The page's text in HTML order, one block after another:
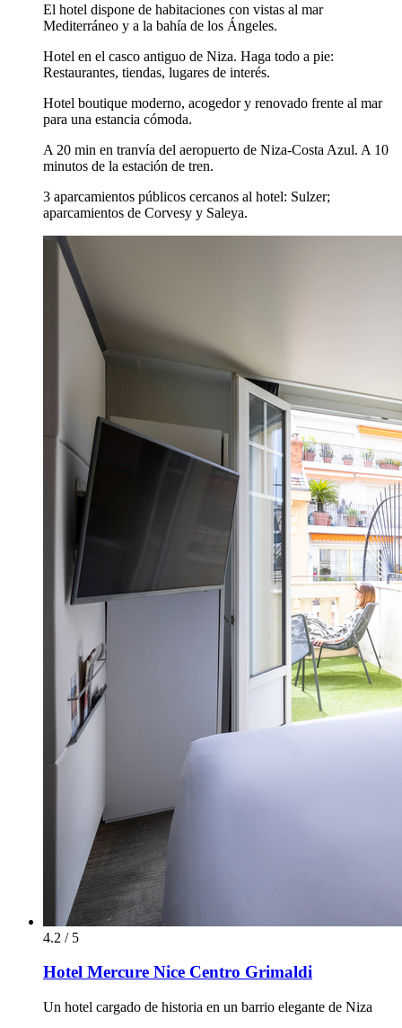
El hotel dispone de habitaciones con vistas al mar
Mediterráneo y a la bahía de los Ángeles.
Hotel en el casco antiguo de Niza. Haga todo a pie:
Restaurantes, tiendas, lugares de interés.
Hotel boutique moderno, acogedor y renovado frente al mar
para una estancia cómoda.
A 20 min en tranvía del aeropuerto de Niza-Costa Azul. A 10
minutos de la estación de tren.
3 aparcamientos públicos cercanos al hotel: Sulzer;
aparcamientos de Corvesy y Saleya.
4.2 / 5
Hotel Mercure Nice Centro Grimaldi
Un hotel cargado de historia en un barrio elegante de Niza